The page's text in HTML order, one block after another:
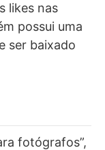
likes nas
possui uma
ser baixado
fotógrafos”,